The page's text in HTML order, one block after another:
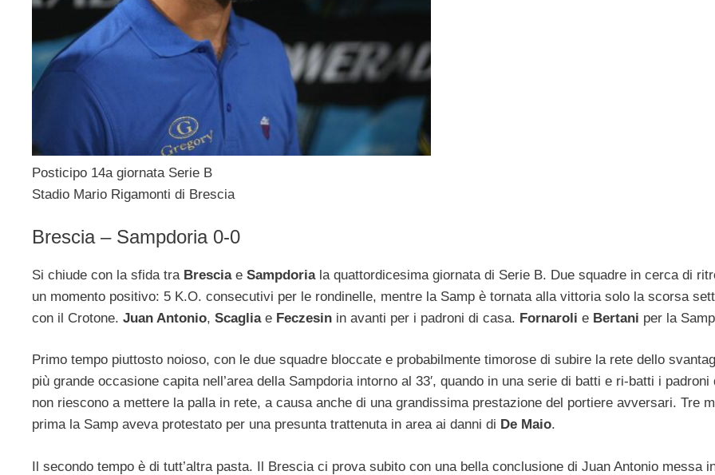
Posticipo 14a giornata Serie B
Stadio Mario Rigamonti di Brescia
Brescia – Sampdoria 0-0
Si chiude con la sfida tra Bresciae Sampdoriala quattordicesima giornata di Serie B. Due squadre in cerca di
un momento positivo: 5 K.O. consecutivi per le rondinelle, mentre la Samp è tornata alla vittoria solo la scorsa
con il Crotone. Juan Antonio, Scagliae Feczesin in avanti per i padroni di casa. Fornaroli e Bertani per la
Primo tempo piuttosto noioso, con le due squadre bloccate e probabilmente timorose di subire la rete dello
più grande occasione capita nell’area della Sampdoria intorno al 33′, quando in una serie di batti e ri-batti i padroni
non riescono a mettere la palla in rete, a causa anche di una grandissima prestazione del portiere avversari. Tre
prima la Samp aveva protestato per una presunta trattenuta in area ai danni di De Maio.
Il secondo tempo è di tutt’altra pasta. Il Brescia ci prova subito con una bella conclusione di Juan Antonio messa